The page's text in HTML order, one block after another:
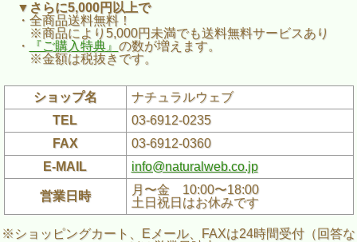
▼さらに5,000円以上で
・全商品送料無料！
※商品により5,000円未満でも送料無料サービスあり
・
『ご購入特典』 の数が増えます。
※金額は税抜きです。
ショップ名
ナチュラルウェブ
TEL
03-6912-0235
FAX
03-6912-0360
E-MAIL
info@naturalweb.co.jp
営業日時
月〜金 10:00〜18:00
土日祝日はお休みです
※ショッピングカート、Eメール、FAXは24時間受付（回答な